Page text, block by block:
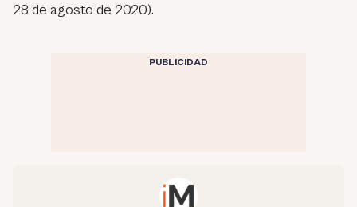
28 de agosto de 2020).
PUBLICIDAD